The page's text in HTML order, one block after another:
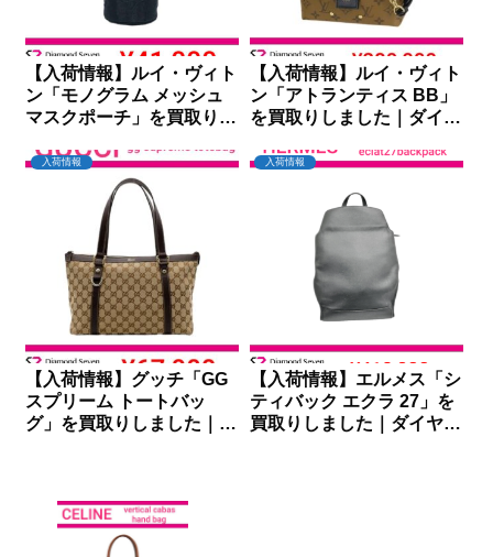
【入荷情報】ルイ・ヴィト
ン「モノグラム メッシュ
マスクポーチ」を買取りし
ン
【入荷情報】ルイ・ヴィト
ン「アトランティス BB」
を買取りしました｜ダイヤ
入荷情報
【入荷情報】グッチ「GG
スプリーム トートバッ
グ」を買取りしました｜ダ
入荷情報
【入荷情報】エルメス「シ
ティバック エクラ 27」を
買取りしました｜ダイヤモ